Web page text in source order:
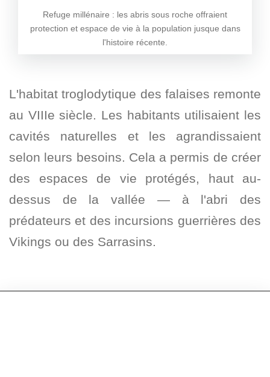
Refuge millénaire : les abris sous roche offraient
protection et espace de vie à la population jusque dans
l'histoire récente.
L'habitat troglodytique des falaises remonte
au VIIIe siècle. Les habitants utilisaient les
cavités naturelles et les agrandissaient
selon leurs besoins. Cela a permis de créer
des espaces de vie protégés, haut au-
dessus de la vallée — à l'abri des
prédateurs et des incursions guerrières des
Vikings ou des Sarrasins.